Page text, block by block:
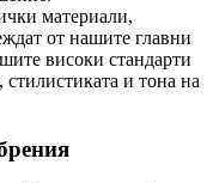
материали,
от нашите главни
високи стандарти
и тона на